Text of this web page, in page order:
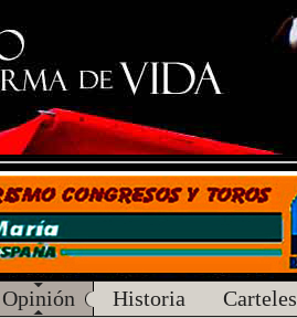
Opinión Historia Carteles